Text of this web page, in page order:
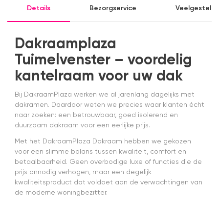
eens snel
over dag
en tijdstip
van
nagekomen.
Nog een
tip.. heb nu
velux
dakraam
rolgordijn
duurder
Details Bezorgservice
Dakraamplaza
Tuimelvenster – voordelig
kantelraam voor uw dak
Bij DakraamPlaza werken we al jarenlang dagelijks met
dakramen. Daardoor weten we precies waar klanten écht
naar zoeken: een betrouwbaar, goed isolerend en
duurzaam dakraam voor een eerlijke prijs.
Met het DakraamPlaza Dakraam hebben we gekozen
voor een slimme balans tussen kwaliteit, comfort en
betaalbaarheid. Geen overbodige luxe of functies die de
prijs onnodig verhogen, maar een degelijk
kwaliteitsproduct dat voldoet aan de verwachtingen van
de moderne woningbezitter.